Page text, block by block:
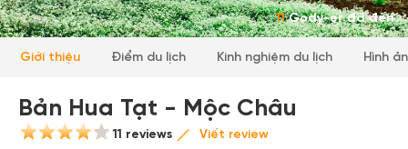
11Gody-er đã đến
Giới thiệu Điểm du lịch Kinh nghiệm du lịch Hình
Bản Hua Tạt - Mộc Châu
11 reviews Viết review